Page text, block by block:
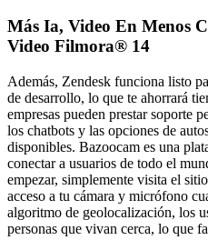
Más Ia, Video En Menos
Video Filmora® 14
Además, Zendesk funciona listo
de desarrollo, lo que te ahorrará
empresas pueden prestar soporte
los chatbots y las opciones de
disponibles. Bazoocam es una
conectar a usuarios de todo el
empezar, simplemente visita el
acceso a tu cámara y micrófono
algoritmo de geolocalización, los
personas que vivan cerca, lo que